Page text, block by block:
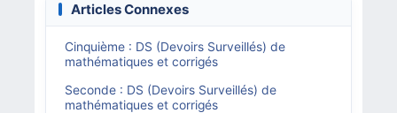
Articles Connexes
Cinquième : DS (Devoirs Surveillés) de
mathématiques et corrigés
Seconde : DS (Devoirs Surveillés) de
mathématiques et corrigés